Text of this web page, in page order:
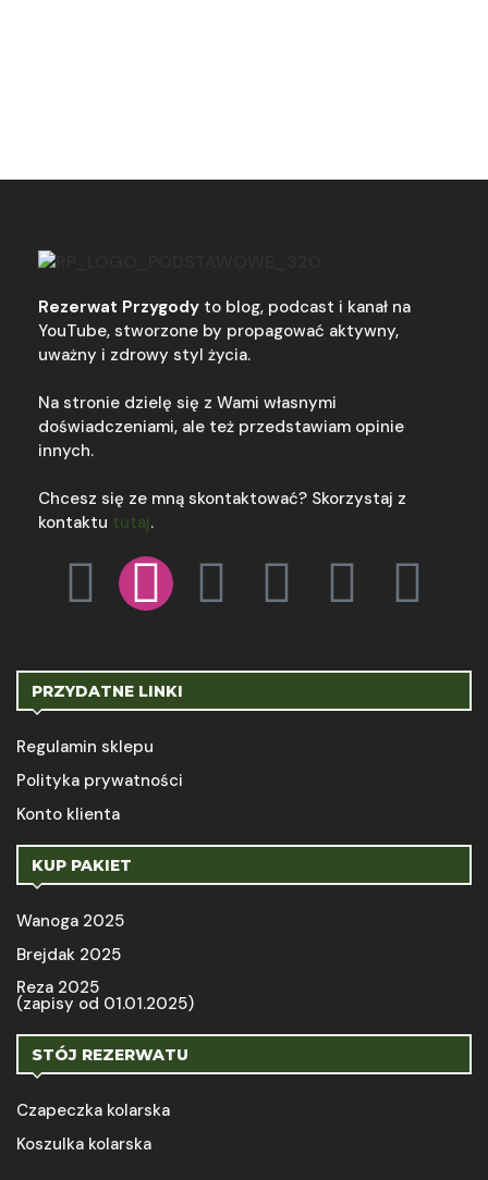
Rezerwat Przygody to blog, podcast i kanał na
YouTube, stworzone by propagować aktywny,
uważny i zdrowy styl życia.
Na stronie dzielę się z Wami własnymi
doświadczeniami, ale też przedstawiam opinie
innych.
Chcesz się ze mną skontaktować? Skorzystaj z
kontaktu tutaj.
PRZYDATNE LINKI
Regulamin sklepu
Polityka prywatności
Konto klienta
KUP PAKIET
Wanoga 2025
Brejdak 2025
Reza 2025
(zapisy od 01.01.2025)
STÓJ REZERWATU
Czapeczka kolarska
Koszulka kolarska